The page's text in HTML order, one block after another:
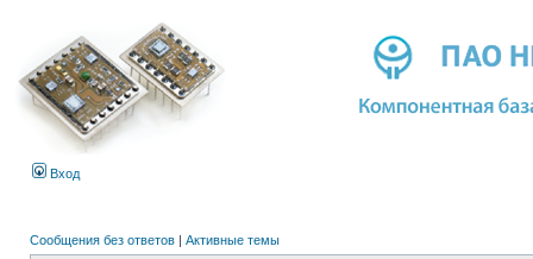
Вход
Сообщения без ответов | Активные темы